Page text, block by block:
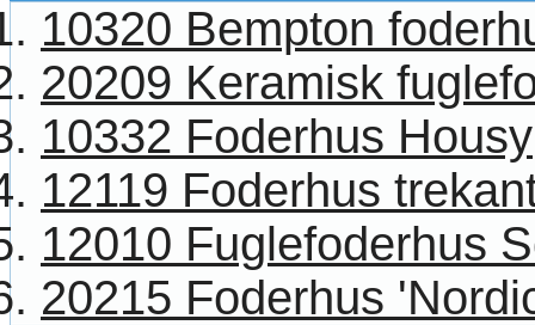
10320 Bempton
20209 Keramisk
10332 Foderhus Housy
12119 Foderhus
12010 Fuglefoderhus
20215 Foderhus